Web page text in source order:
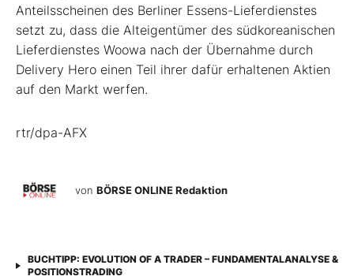
Anteilsscheinen des Berliner Essens-Lieferdienstes
setzt zu, dass die Alteigentümer des südkoreanischen
Lieferdienstes Woowa nach der Übernahme durch
Delivery Hero einen Teil ihrer dafür erhaltenen Aktien
auf den Markt werfen.
rtr/dpa-AFX
von BÖRSE ONLINE Redaktion
BUCHTIPP: EVOLUTION OF A TRADER – FUNDAMENTALANALYSE &
POSITIONSTRADING